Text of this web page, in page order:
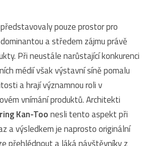
pouze prostor pro
a středem zájmu právě
Při neustále narůstající konkurenci
médií však výstavní síně pomalu
a hrají významnou roli v
vnímání produktů. Architekti
Kan-Toonesli tento aspekt při
a výsledkem je naprosto originální